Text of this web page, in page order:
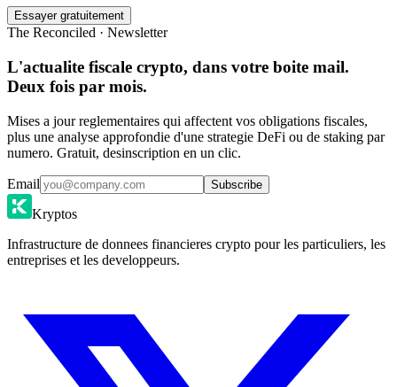
Essayer gratuitement
The Reconciled · Newsletter
L'actualite fiscale crypto, dans votre boite mail.
Deux fois par mois.
Mises a jour reglementaires qui affectent vos obligations fiscales,
plus une analyse approfondie d'une strategie DeFi ou de staking par
numero. Gratuit, desinscription en un clic.
Email Subscribe
Kryptos
Infrastructure de donnees financieres crypto pour les particuliers, les
entreprises et les developpeurs.